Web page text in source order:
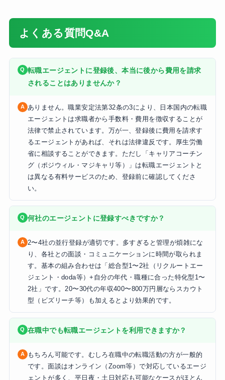
よくある質問Q&A
転職エージェントに登録後、本当に後から費用を請求
されることはありませんか？
ありません。職業安定法第32条の3により、日本国内の転職
エージェントは求職者から手数料・費用を徴収することが
法律で禁止されています。万が一、登録後に費用を請求す
るエージェントがあれば、それは法律違反です。厚生労働
省に相談することができます。ただし「キャリアコーチン
グ（ポジウィル・マジキャリ等）」は転職エージェントと
は異なる有料サービスのため、登録前に確認してくださ
い。
何社のエージェントに登録すべきですか？
2〜4社の並行登録が適切です。多すぎると管理が煩雑にな
り、各社との面談・コミュニケーションに時間が取られま
す。基本の組み合わせは「総合型1〜2社（リクルートエー
ジェント・doda等）+自分の年代・職種に合った特化型1〜
2社」です。20〜30代の年収400〜800万円層ならスカウト
型（ビズリーチ等）も加えるとより効果的です。
在職中でも転職エージェントを利用できますか？
もちろん可能です。むしろ在職中の転職活動の方が一般的
です。面談はオンライン（Zoom等）で対応しているエージ
ェントが多く、平日夜・土日対応も可能なケースがほとん